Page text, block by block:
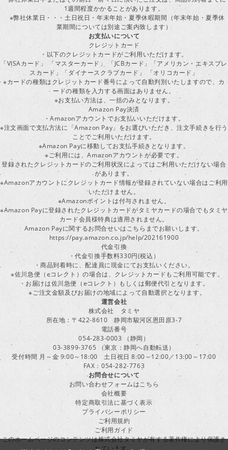
1週間程度かかることがあります。
※弊社休業日・・・土日祝日・年末年始・夏季休暇期間（年末年始・夏季休
業期間については別途ご案内致します）
お支払いについて
クレジットカード
・以下のクレジットカードがご利用いただけます。
「VISAカード」 「マスターカード」 「JCBカード」「アメリカン・エキスプレ
スカード」「ダイナースクラブカード」 「オリコカード」
※カードの種類はクレジットカード番号によって自動判別いたしますので、カ
ードの種類を入力する画面はありません。
※お支払い方法は、一括のみとなります。
Amazon Pay決済
・Amazonアカウントでお支払いいただけます。
※注文画面で支払方法に「Amazon Pay」をお選びいただき、注文手続きを行う
ことでご利用いただけます。
※Amazon Payに移動してお支払手続きとなります。
※ご利用には、Amazonアカウントが必要です。
登録されたクレジットカードのご利用状況によってはご利用いただけない場合
があります。
※Amazonアカウントにクレジットカード情報が登録されていない場合はご利用
いただけません。
※Amazonポイントは付与されません。
※Amazon Payに登録されたクレジットカードがタミヤカードの場合でもタミヤ
カード会員様特典は適用されません。
Amazon Payに関するお問合せいはこちらまでお願いします。
https://pay.amazon.co.jp/help/202161900
代金引換
・代金引換手数料330円(税込）
・商品到着時に、配達員に現金にてお支払いください。
※佐川急便（eコレクト）の場合は、クレジットカードもご利用可能です。
・お届けは佐川急便（eコレクト）もしくは郵便代引となります。
※ご注文金額及びお届けの地域によって自動選択となります。
運営会社
株式会社 タミヤ
所在地：〒422-8610 静岡市駿河区恩田原3-7
電話番号
054-283-0003 （静岡）
03-3899-3765 （東京：静岡へ自動転送）
受付時間 月～金 9:00～18:00 土日祝日 8:00～12:00／13:00～17:00
FAX：054-282-7763
お問合せについて
お問い合わせフォームはこちら
会社概要
特定商取引法に基づく表示
プライバシーポリシー
ご利用規約
ご利用ガイド
このホームページのコンテンツは株式会社タミヤが有する著作権により保護さ
れています。